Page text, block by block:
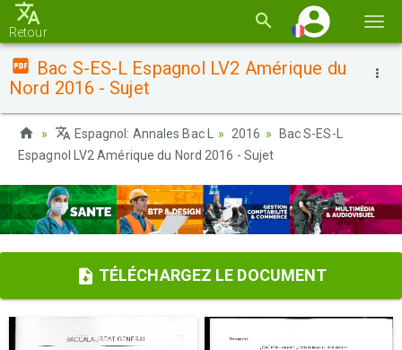
la
Retour
Bac S-ES-L Espagnol LV2 Amérique du
Nord 2016 - Sujet
Espagnol: Annales Bac L 2016
Bac S-ES-L
Espagnol LV2 Amérique du Nord 2016 - Sujet
TÉLÉCHARGEZ LE DOCUMENT